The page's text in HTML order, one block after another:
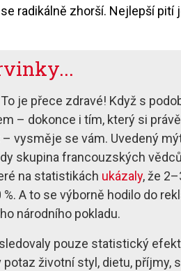
radikálně zhorší. Nejlepší pití
je přece zdravé! Když s
– dokonce i tím, který si
vysměje se vám. Uvedený
skupina francouzských
na statistikách ukázaly, že
A to se výborně hodilo do
národního pokladu.
pouze statistický
životní styl, dietu, příjmy,